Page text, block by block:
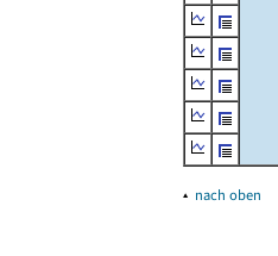
▴ nach oben